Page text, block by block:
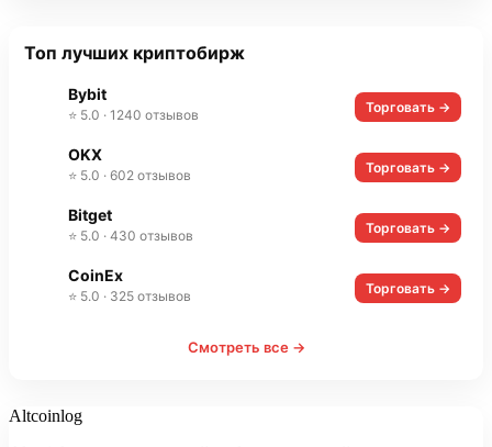
Топ лучших криптобирж
Bybit
⭐ 5.0 · 1240 отзывов Торговать →
OKX
⭐ 5.0 · 602 отзывов Торговать →
Bitget
⭐ 5.0 · 430 отзывов Торговать →
CoinEx
⭐ 5.0 · 325 отзывов Торговать →
Смотреть все →
Altcoinlog